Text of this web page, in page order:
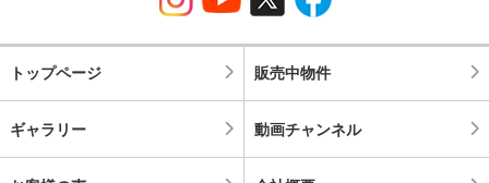
トップページ 販売中物件
ギャラリー 動画チャンネル